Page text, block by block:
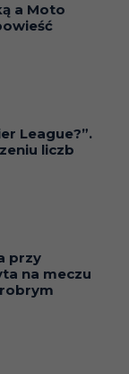
a Moto
League?”.
liczb
przy
na meczu